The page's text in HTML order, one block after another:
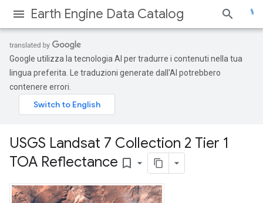
Earth Engine Data Catalog
Google utilizza la tecnologia AI per tradurre i contenuti nella tua
lingua preferita. Le traduzioni generate dall'AI potrebbero
contenere errori.
USGS Landsat 7 Collection 2 Tier 1
TOA Reflectance bookmark_border